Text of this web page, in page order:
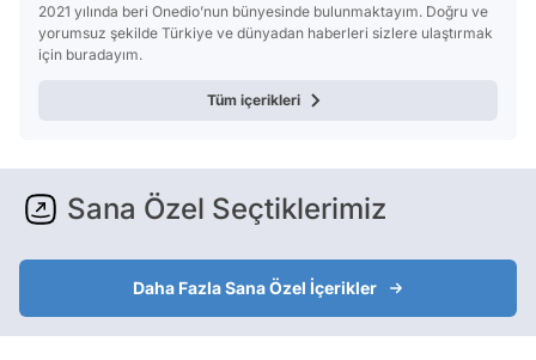
2021 yılında beri Onedio’nun bünyesinde bulunmaktayım. Doğru ve
yorumsuz şekilde Türkiye ve dünyadan haberleri sizlere ulaştırmak
için buradayım.
Tüm içerikleri
Sana Özel Seçtiklerimiz
Daha Fazla Sana Özel İçerikler